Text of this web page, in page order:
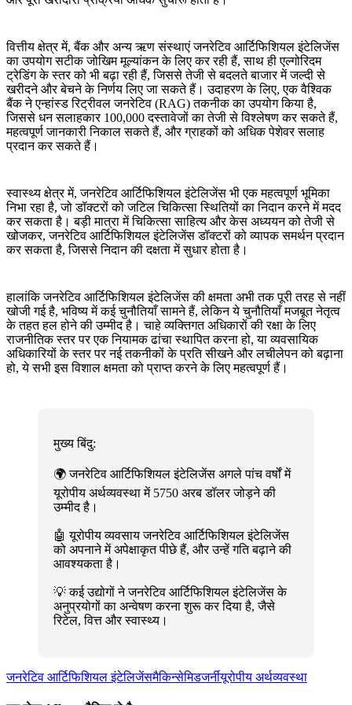
वित्तीय क्षेत्र में, बैंक और अन्य ऋण संस्थाएं जनरेटिव आर्टिफिशियल इंटेलिजेंस
का उपयोग सटीक जोखिम मूल्यांकन के लिए कर रही हैं, साथ ही एल्गोरिदम
ट्रेडिंग के स्तर को भी बढ़ा रही हैं, जिससे तेजी से बदलते बाजार में जल्दी से
खरीदने और बेचने के निर्णय लिए जा सकते हैं। उदाहरण के लिए, एक वैश्विक
बैंक ने एन्हांस्ड रिट्रीवल जनरेटिव (RAG) तकनीक का उपयोग किया है,
जिससे धन सलाहकार 100,000 दस्तावेजों का तेजी से विश्लेषण कर सकते हैं,
महत्वपूर्ण जानकारी निकाल सकते हैं, और ग्राहकों को अधिक पेशेवर सलाह
प्रदान कर सकते हैं।
स्वास्थ्य क्षेत्र में, जनरेटिव आर्टिफिशियल इंटेलिजेंस भी एक महत्वपूर्ण भूमिका
निभा रहा है, जो डॉक्टरों को जटिल चिकित्सा स्थितियों का निदान करने में मदद
कर सकता है। बड़ी मात्रा में चिकित्सा साहित्य और केस अध्ययन को तेजी से
खोजकर, जनरेटिव आर्टिफिशियल इंटेलिजेंस डॉक्टरों को व्यापक समर्थन प्रदान
कर सकता है, जिससे निदान की दक्षता में सुधार होता है।
हालांकि जनरेटिव आर्टिफिशियल इंटेलिजेंस की क्षमता अभी तक पूरी तरह से नहीं
खोजी गई है, भविष्य में कई चुनौतियाँ सामने हैं, लेकिन ये चुनौतियाँ मजबूत नेतृत्व
के तहत हल होने की उम्मीद है। चाहे व्यक्तिगत अधिकारों की रक्षा के लिए
राजनीतिक स्तर पर एक नियामक ढांचा स्थापित करना हो, या व्यवसायिक
अधिकारियों के स्तर पर नई तकनीकों के प्रति सीखने और लचीलेपन को बढ़ाना
हो, ये सभी इस विशाल क्षमता को प्राप्त करने के लिए महत्वपूर्ण हैं।
मुख्य बिंदु:
🌍 जनरेटिव आर्टिफिशियल इंटेलिजेंस अगले पांच वर्षों में
यूरोपीय अर्थव्यवस्था में 5750 अरब डॉलर जोड़ने की
उम्मीद है।
🤖 यूरोपीय व्यवसाय जनरेटिव आर्टिफिशियल इंटेलिजेंस
को अपनाने में अपेक्षाकृत पीछे हैं, और उन्हें गति बढ़ाने की
आवश्यकता है।
💡 कई उद्योगों ने जनरेटिव आर्टिफिशियल इंटेलिजेंस के
अनुप्रयोगों का अन्वेषण करना शुरू कर दिया है, जैसे
रिटेल, वित्त और स्वास्थ्य।
जनरेटिव आर्टिफिशियल इंटेलिजेंसमैकिन्सेमिडजर्नीयूरोपीय अर्थव्यवस्था